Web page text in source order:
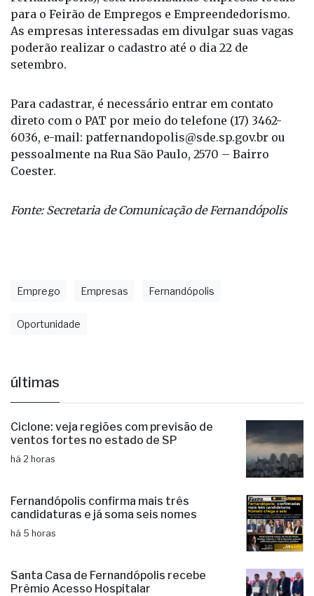
para o Feirão de Empregos e Empreendedorismo.
As empresas interessadas em divulgar suas vagas
poderão realizar o cadastro até o dia 22 de
setembro.
Para cadastrar, é necessário entrar em contato
direto com o PAT por meio do telefone (17) 3462-
6036, e-mail: patfernandopolis@sde.sp.gov.br ou
pessoalmente na Rua São Paulo, 2570 – Bairro
Coester.
Fonte: Secretaria de Comunicação de Fernandópolis
Emprego Empresas Fernandópolis
Oportunidade
últimas
Ciclone: veja regiões com previsão de
ventos fortes no estado de SP
há 2 horas
Fernandópolis confirma mais três
candidaturas e já soma seis nomes
há 5 horas
Santa Casa de Fernandópolis recebe
Prêmio Acesso Hospitalar